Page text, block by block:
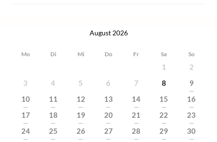
August 2026
Mo Di Mi Do Fr Sa So
1
2
3
4 5 6 7 8 9
---
10
---
11
---
12
---
13
---
14
---
15
---
16
---
17
---
18
---
19
---
20
---
21
---
22
---
23
---
24
---
25
---
26
---
27
---
28
---
29
---
30
---